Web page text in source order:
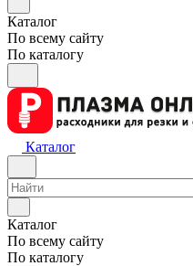
Каталог
По всему сайту
По каталогу
Каталог
Каталог
По всему сайту
По каталогу